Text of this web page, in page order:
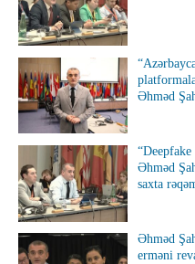
Əhməd
Əhməd
saxta
Əhməd
erməni